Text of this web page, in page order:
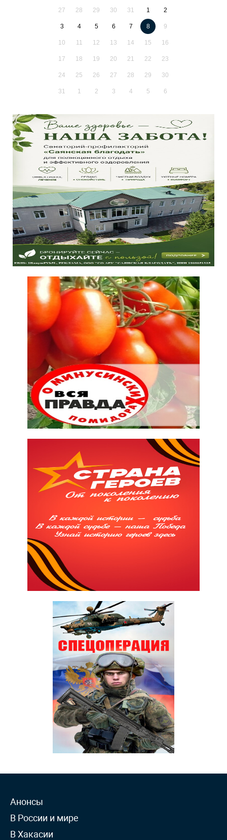
27 28 29 30 31 1 2
3 4 5 6 7 8 9
10 11 12 13 14 15 16
17 18 19 20 21 22 23
24 25 26 27 28 29 30
31 1 2 3 4 5 6
Анонсы
В России и мире
В Хакасии